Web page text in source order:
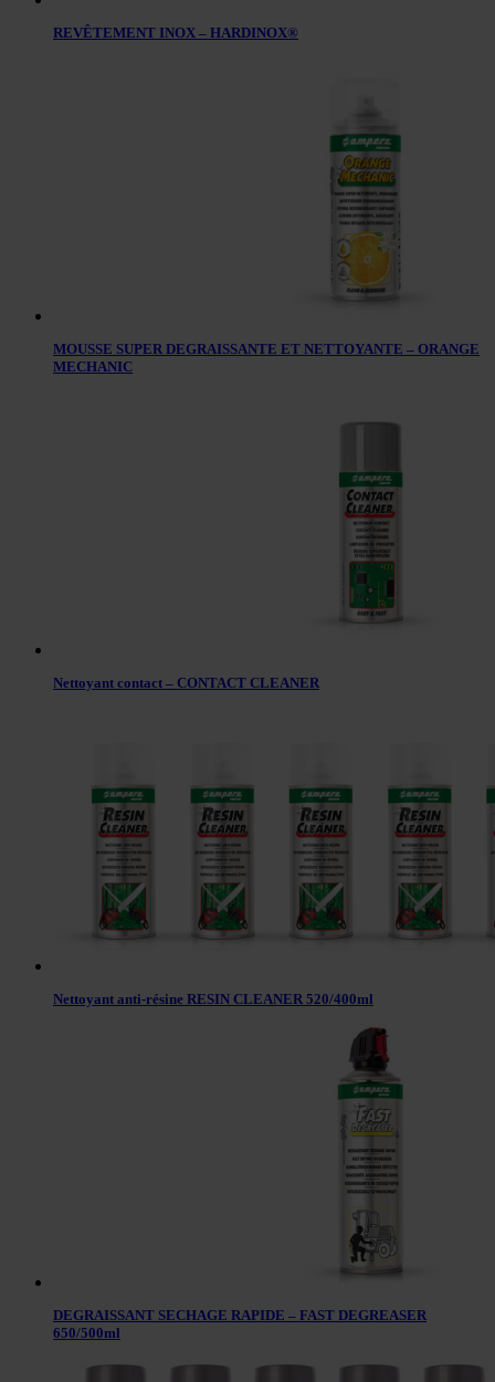
REVÊTEMENT INOX – HARDINOX®
MOUSSE SUPER DEGRAISSANTE ET NETTOYANTE – ORANGE
MECHANIC
Nettoyant contact – CONTACT CLEANER
Nettoyant anti-résine RESIN CLEANER 520/400ml
DEGRAISSANT SECHAGE RAPIDE – FAST DEGREASER
650/500ml